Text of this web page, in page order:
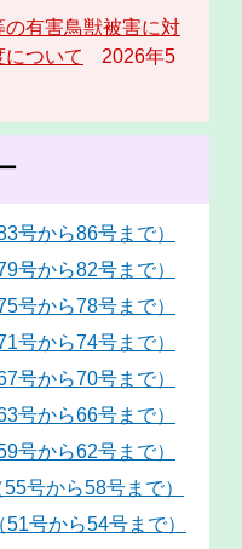
の有害鳥獣被害に対
ついて
2026年5
号から86号まで）
号から82号まで）
号から78号まで）
号から74号まで）
号から70号まで）
号から66号まで）
号から62号まで）
号から58号まで）
号から54号まで）